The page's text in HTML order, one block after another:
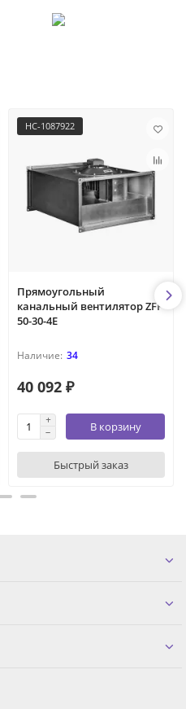
НС-1087922
Прямоугольный
канальный вентилятор ZFP
50-30-4Е
34
40 092 ₽
В корзину
Быстрый заказ